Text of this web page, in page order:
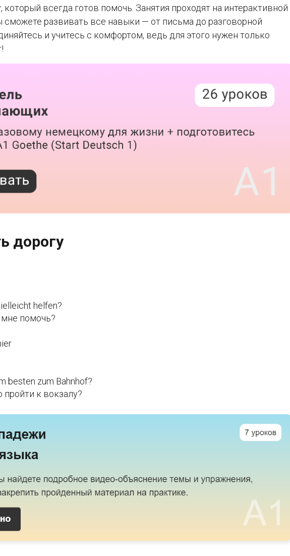
который всегда готов помочь. Занятия проходят на интерактивной
сможете развивать все навыки — от письма до разговорной
и учитесь с комфортом, ведь для этого нужен только
дорогу
helfen?
помочь?
zum Bahnhof?
к вокзалу?